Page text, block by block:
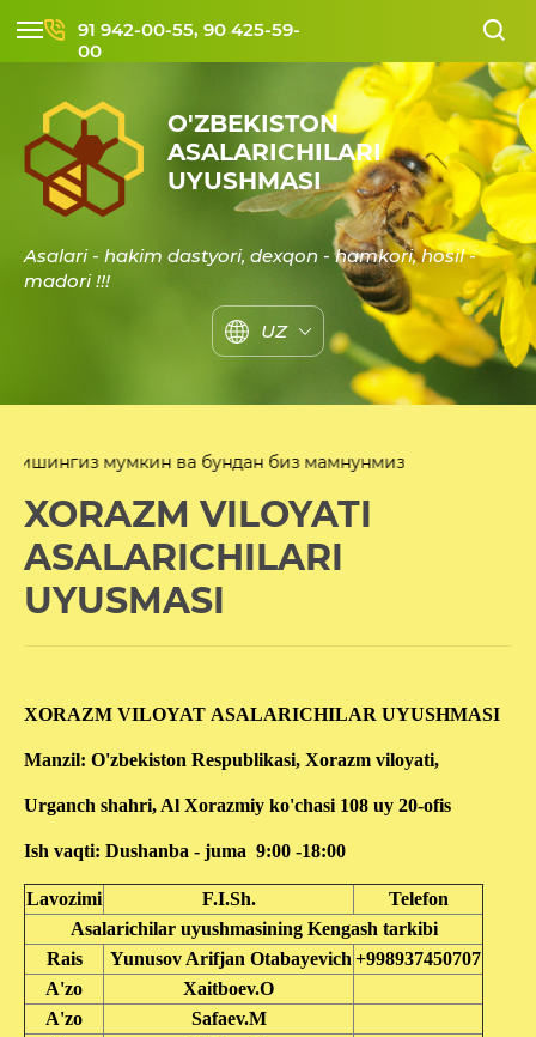
O'ZBEKISTON
ASALARICHILARI
UYUSHMASI
Asalari - hakim dastyori, dexqon - hamkori, hosil -
madori !!!
UZ
ва бундан биз мамнунмиз
XORAZM VILOYATI
ASALARICHILARI
UYUSMASI
XORAZM VILOYAT ASALARICHILAR UYUSHMASI
Manzil: O'zbekiston Respublikasi, Xorazm viloyati,
Urganch shahri, Al Xorazmiy ko'chasi 108 uy 20-ofis
Ish vaqti: Dushanba - juma 9:00 -18:00
Lavozimi F.I.Sh.
Telefon
Asalarichilar uyushmasining Kengash tarkibi
Rais
Yunusov Arifjan Otabayevich+998937450707
A'zo
Xaitboev.O
A'zo
Safaev.M
91 942-00-55, 90 425-59-
00